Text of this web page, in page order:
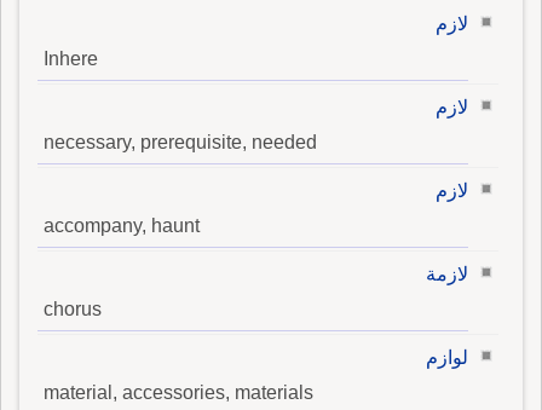
لازم
Inhere
لازم
necessary, prerequisite, needed
لازم
accompany, haunt
لازمة
chorus
لوازم
material, accessories, materials